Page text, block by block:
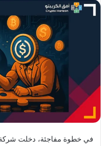
في خطوة مفاجئة، دخلت